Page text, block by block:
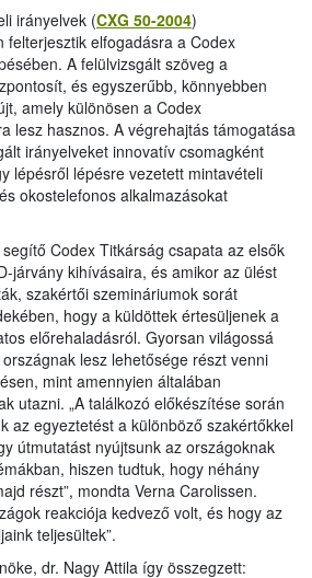
irányelvek (CXG 50-2004)
felterjesztik elfogadásra a Codex
A felülvizsgált szöveg a
és egyszerűbb, könnyebben
amely különösen a Codex
lesz hasznos. A végrehajtás támogatása
irányelveket innovatív csomagként
lépésről lépésre vezetett mintavételi
okostelefonos alkalmazásokat
Codex Titkárság csapata az elsők
járvány kihívásaira, és amikor az ülést
szakértői szemináriumok sorát
hogy a küldöttek értesüljenek a
előrehaladásról. Gyorsan világossá
lesz lehetősége részt venni
mint amennyien általában
utazni. „A találkozó előkészítése során
az egyeztetést a különböző szakértőkkel
útmutatást nyújtsunk az országoknak
hiszen tudtuk, hogy néhány
részt”, mondta Verna Carolissen.
reakciója kedvező volt, és hogy az
teljesültek”.
dr. Nagy Attila így összegzett: